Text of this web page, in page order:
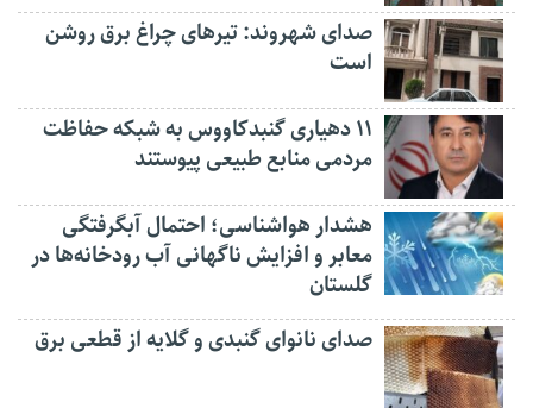
صدای شهروند: تیرهای چراغ برق روشن
است
۱۱ دهیاری گنبدکاووس به شبکه حفاظت
مردمی منابع طبیعی پیوستند
هشدار هواشناسی؛ احتمال آبگرفتگی
معابر و افزایش ناگهانی آب رودخانه‌ها در
گلستان
صدای نانوای گنبدی و گلایه از قطعی برق